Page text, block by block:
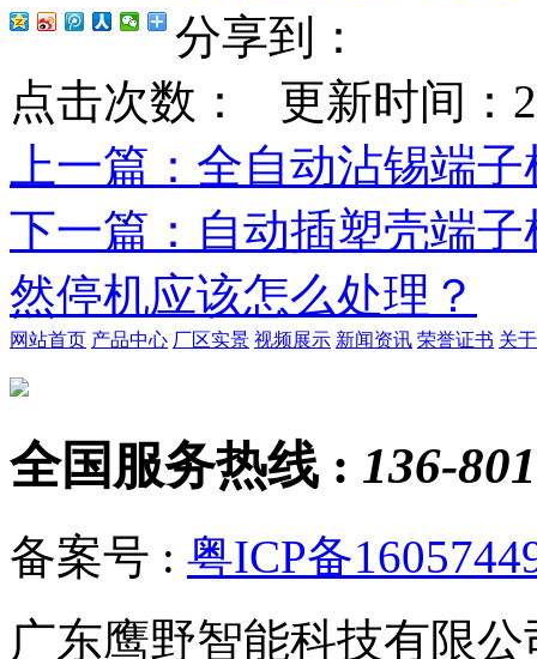
分享到：
点击次数：
更新时间：
上一篇 ：全自动沾锡端
下一篇 ：自动插塑壳端
然停机应该怎么处理？
网站首页 产品中心 厂区实景 视频展示 新闻资讯 荣誉证书 关
全国服务热线 : 136-
备案号 : 粤ICP备
广东鹰野智能科技有限